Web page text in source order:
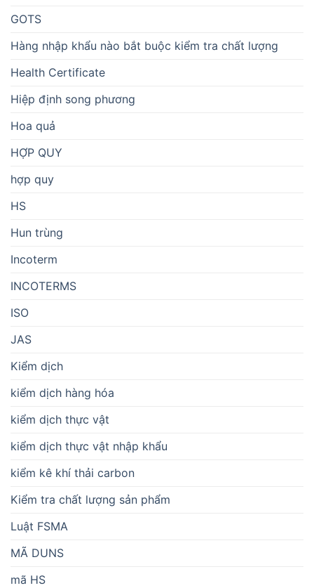
GOTS
Hàng nhập khẩu nào bắt buộc kiểm tra chất lượng
Health Certificate
Hiệp định song phương
Hoa quả
HỢP QUY
hợp quy
HS
Hun trùng
Incoterm
INCOTERMS
ISO
JAS
Kiểm dịch
kiểm dịch hàng hóa
kiểm dịch thực vật
kiểm dịch thực vật nhập khẩu
kiểm kê khí thải carbon
Kiểm tra chất lượng sản phẩm
Luật FSMA
MÃ DUNS
mã HS